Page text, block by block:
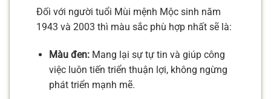
Đối với người tuổi Mùi mệnh Mộc sinh năm
1943 và 2003 thì màu sắc phù hợp nhất sẽ là:
Màu đen:Mang lại sự tự tin và giúp công
việc luôn tiến triển thuận lợi, không ngừng
phát triển mạnh mẽ.